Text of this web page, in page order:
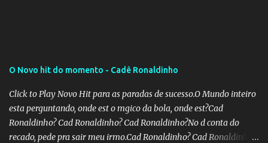
O Novo hit do momento - Cadê Ronaldinho
Click to Play Novo Hit para as paradas de sucesso.O Mundo inteiro
esta perguntando, onde est o mgico da bola, onde est?Cad
Ronaldinho? Cad Ronaldinho? Cad Ronaldinho?No d conta do
recado, pede pra sair meu irmo.Cad Ronaldinho? Cad Ronaldinho?